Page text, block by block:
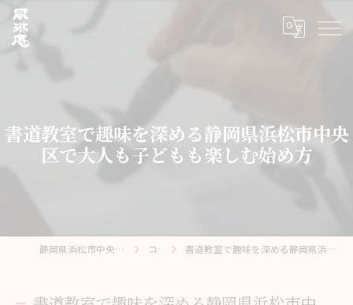
書道教室で趣味を深める静岡県浜松市中央
区で大人も子どもも楽しむ始め方
静岡県浜松市中央区の書道教室なら風琳庵 コラム 書道教室で趣味を深める静岡県浜松市中央区で大人も子どもも楽しむ始め方